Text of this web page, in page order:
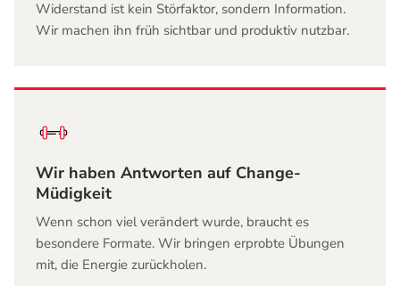
Widerstand ist kein Störfaktor, sondern Information.
Wir machen ihn früh sichtbar und produktiv nutzbar.
Wir haben Antworten auf Change-
Müdigkeit
Wenn schon viel verändert wurde, braucht es
besondere Formate. Wir bringen erprobte Übungen
mit, die Energie zurückholen.